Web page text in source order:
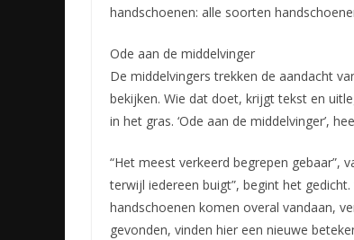
handschoenen: alle soorten
Ode aan de middelvinger
De middelvingers trekken de aandacht
bekijken. Wie dat doet, krijgt tekst en
in het gras. ‘Ode aan de middelvinger’,
“Het meest verkeerd begrepen gebaar”,
terwijl iedereen buigt”, begint het
handschoenen komen overal vandaan,
gevonden, vinden hier een nieuwe